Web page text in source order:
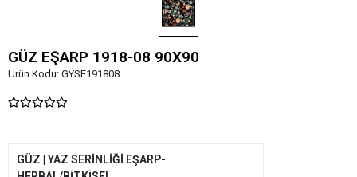
GÜZ EŞARP 1918-08 90X90
Ürün Kodu: GYSE191808
GÜZ | YAZ SERİNLİĞİ EŞARP-